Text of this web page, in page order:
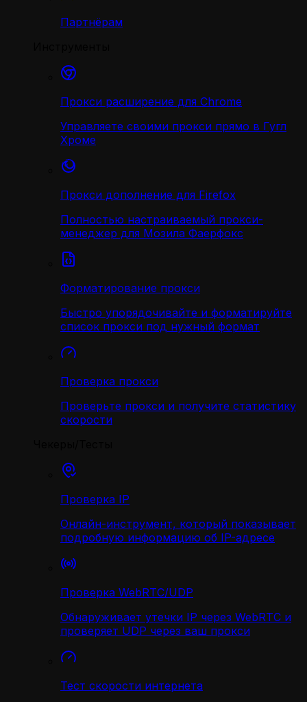
Партнёрам
Прокси расширение для Chrome
Управляете своими прокси прямо в Гугл
Хроме
Прокси дополнение для Firefox
Полностью настраиваемый прокси-
менеджер для Мозила Фаерфокс
Форматирование прокси
Быстро упорядочивайте и форматируйте
список прокси под нужный формат
Проверка прокси
Проверьте прокси и получите статистику
скорости
Проверка IP
Онлайн-инструмент, который показывает
подробную информацию об IP-адресе
Проверка WebRTC/UDP
Обнаруживает утечки IP через WebRTC и
проверяет UDP через ваш прокси
Тест скорости интернета